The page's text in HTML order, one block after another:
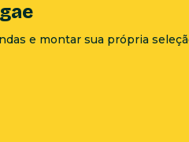
e montar sua própria